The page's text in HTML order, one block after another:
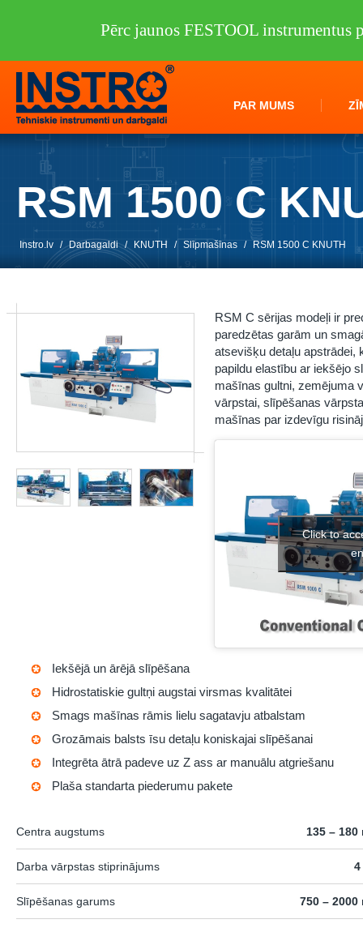
PAR MUMS
RSM 1500 C
Instro.lv / Darbagaldi / KNUTH / Slīpmašīnas / RSM 1500 C KNUTH
RSM C sērijas modeļi ir
paredzētas garām un
atsevišķu detaļu apstrādei,
papildu elastību ar iekšējo
mašīnas gultni, zemējuma
vārpstai, slīpēšanas
mašīnas par izdevīgu
Click to
Iekšējā un ārējā slīpēšana
Hidrostatiskie gultņi augstai virsmas kvalitātei
Smags mašīnas rāmis lielu sagatavju atbalstam
Grozāmais balsts īsu detaļu koniskajai slīpēšanai
Integrēta ātrā padeve uz Z ass ar manuālu atgriešanu
Plaša standarta piederumu pakete
Centra augstums 135 – 180
Darba vārpstas stiprinājums 4
Slīpēšanas garums 750 – 2000
Pērc jaunos FESTOOL instrumentus